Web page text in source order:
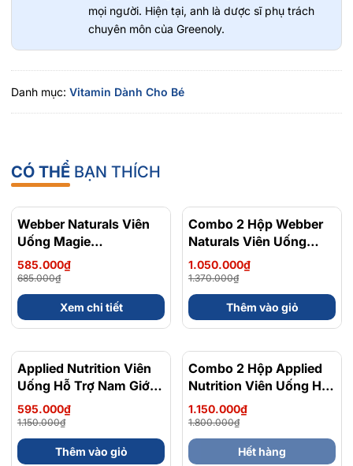
mọi người. Hiện tại, anh là dược sĩ phụ trách
chuyên môn của Greenoly.
Danh mục: Vitamin Dành Cho Bé
CÓ THỂ BẠN THÍCH
- 15%
Webber Naturals Viên
Uống Magie
Magnesium
Bisglycinate 200mg -
Chính Ngạch Canada,
Xuất VAT
585.000₫
685.000₫
Xem chi tiết
- 23%
Combo 2 Hộp Webber
Naturals Viên Uống
Magie Dễ Dàng Hấp
Làm Dịu Nhẹ Cho Hệ
Tiêu Hóa Magnesium
Bisglycinate 200mg -
Hộp 120 Viên
1.050.000₫
1.370.000₫
Thêm vào giỏ
- 48%
Applied Nutrition Viên
Uống Hỗ Trợ Nam Giới
120 viên - Chính Ngạch
Anh Quốc, Bán Chạy
595.000₫
1.150.000₫
Thêm vào giỏ
Combo 2 Hộp Applied
Nutrition Viên Uống Hỗ
Trợ Nam Giới 120 viên
1.150.000₫
1.800.000₫
Hết hàng